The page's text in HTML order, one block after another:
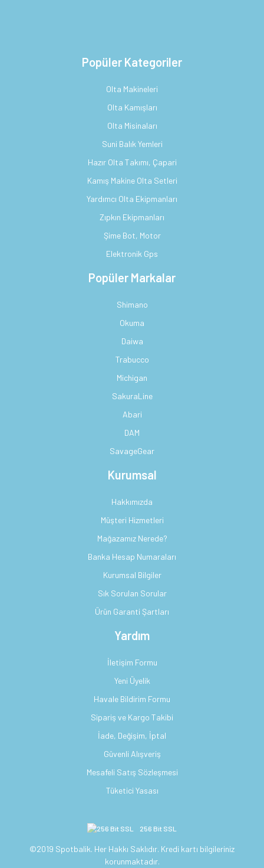
Popüler Kategoriler
Olta Makineleri
Olta Kamışları
Olta Misinaları
Suni Balık Yemleri
Hazır Olta Takımı, Çapari
Kamış Makine Olta Setleri
Yardımcı Olta Ekipmanları
Zıpkın Ekipmanları
Şime Bot, Motor
Elektronik Gps
Popüler Markalar
Shimano
Okuma
Daiwa
Trabucco
Michigan
SakuraLine
Abari
DAM
SavageGear
Kurumsal
Hakkımızda
Müşteri Hizmetleri
Mağazamız Nerede?
Banka Hesap Numaraları
Kurumsal Bilgiler
Sık Sorulan Sorular
Ürün Garanti Şartları
Yardım
İletişim Formu
Yeni Üyelik
Havale Bildirim Formu
Sipariş ve Kargo Takibi
İade, Değişim, İptal
Güvenli Alışveriş
Mesafeli Satış Sözleşmesi
Tüketici Yasası
256 Bit SSL
©2019 Spotbalik. Her Hakkı Saklıdır. Kredi kartı bilgileriniz
korunmaktadır.